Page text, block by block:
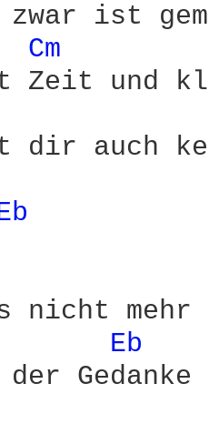
ist
Cm
Zeit und
auch
nicht mehr
Eb